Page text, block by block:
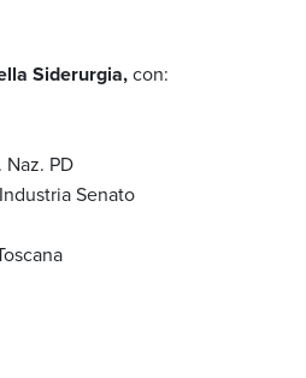
Siderurgia,con:
Naz. PD
Senato